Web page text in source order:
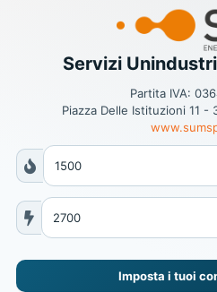
Servizi
Partita IVA:
Piazza Delle Istituzioni 11 -
Imposta i tuoi